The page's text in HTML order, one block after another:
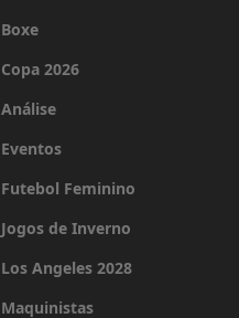
Boxe
Copa 2026
Análise
Eventos
Futebol Feminino
Jogos de Inverno
Los Angeles 2028
Maquinistas